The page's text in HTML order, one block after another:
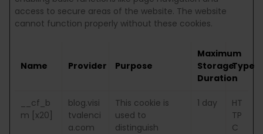
access to secure areas of the website. The website
cannot function properly without these cookies.
Name Provider Purpose
Maximum
Storage
Duration
Type
__cf_b
m [x20]
blog.visi
tvalenci
a.com
This cookie is
used to
distinguish
1 day
HT
TP
C